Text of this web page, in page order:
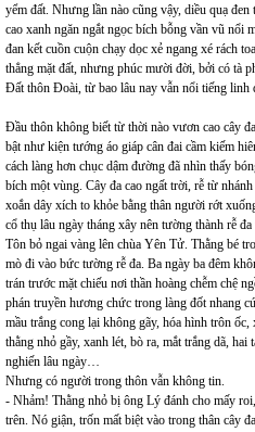
yểm đất. Nhưng lần nào cũng vậy, diều quạ
cao xanh ngăn ngắt ngọc bích bỗng vần vũ nổi
đan kết cuồn cuộn chạy dọc xẻ ngang xé rách
thẳng mặt đất, nhưng phúc mười đời, bởi có tà
Đất thôn Đoài, từ bao lâu nay vẫn nổi tiếng linh
Đầu thôn không biết từ thời nào vươn cao cây
bật như kiện tướng áo giáp cân đai cầm kiếm
cách làng hơn chục dậm đường đã nhìn thấy
bích một vùng. Cây đa cao ngất trời, rễ từ
xoắn dây xích to khỏe bằng thân người rớt
cổ thụ lâu ngày tháng xây nên tường thành rễ
Tôn bỏ ngai vàng lên chùa Yên Tử. Thằng bé
mò đi vào bức tường rễ đa. Ba ngày ba đêm
trán trước mặt chiếu nơi thần hoàng chễm chệ
phán truyền hương chức trong làng đốt nhang
mầu trắng cong lại không gãy, hóa hình trôn
thằng nhỏ gầy, xanh lét, bò ra, mắt trắng dã,
nghiến lâu ngày…
Nhưng có người trong thôn vẫn không tin.
- Nhảm! Thằng nhỏ bị ông Lý đánh cho mấy
trên. Nó giận, trốn mất biệt vào trong thân cây